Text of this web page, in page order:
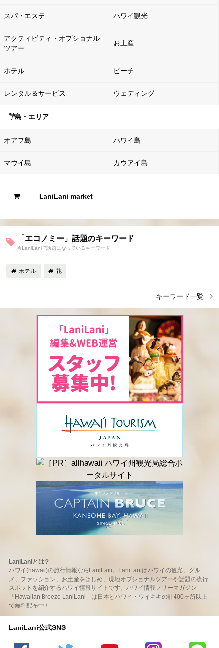
スパ・エステ ハワイ観光
アクティビティ・オプショナル
ツアー
お土産
ホテル ビーチ
レンタル＆サービス ウェディング
島・エリア
オアフ島 ハワイ島
マウイ島 カウアイ島
LaniLani market
「エコノミー」話題のキーワード
今LaniLaniで話題になっているキーワード
ホテル 花
キーワード一覧
LaniLaniとは？
ハワイ(hawaii)の旅行情報ならLaniLani。LaniLaniはハワイの観光、グル
メ、ファッション、お土産をはじめ、現地オプショナルツアーや話題の流行
スポットを紹介するハワイ情報サイトです。ハワイ情報フリーマガジン
「Hawaiian Breeze LaniLani」は日本とハワイ・ワイキキの計400ヶ所以上
で無料配布中！
LaniLani公式SNS